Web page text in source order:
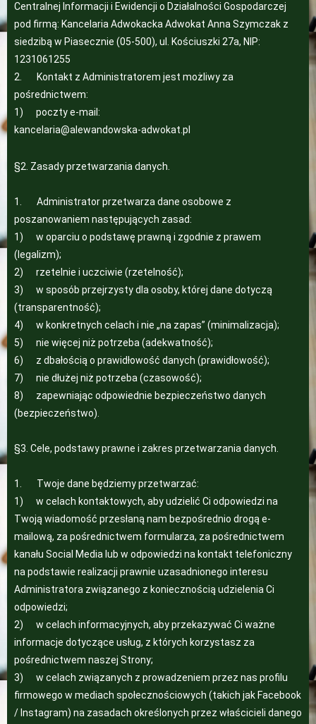
Centralnej Informacji i Ewidencji o Działalności Gospodarczej
pod firmą: Kancelaria Adwokacka Adwokat Anna Szymczak z
siedzibą w Piasecznie (05-500), ul. Kościuszki 27a, NIP:
1231061255
2. Kontakt z Administratorem jest możliwy za
pośrednictwem:
1) poczty e-mail:
kancelaria@alewandowska-adwokat.pl
§2. Zasady przetwarzania danych.
1. Administrator przetwarza dane osobowe z
poszanowaniem następujących zasad:
1) w oparciu o podstawę prawną i zgodnie z prawem
(legalizm);
2) rzetelnie i uczciwie (rzetelność);
3) w sposób przejrzysty dla osoby, której dane dotyczą
(transparentność);
4) w konkretnych celach i nie „na zapas” (minimalizacja);
5) nie więcej niż potrzeba (adekwatność);
6) z dbałością o prawidłowość danych (prawidłowość);
7) nie dłużej niż potrzeba (czasowość);
8) zapewniając odpowiednie bezpieczeństwo danych
(bezpieczeństwo).
§3. Cele, podstawy prawne i zakres przetwarzania danych.
1. Twoje dane będziemy przetwarzać:
1) w celach kontaktowych, aby udzielić Ci odpowiedzi na
Twoją wiadomość przesłaną nam bezpośrednio drogą e-
mailową, za pośrednictwem formularza, za pośrednictwem
kanału Social Media lub w odpowiedzi na kontakt telefoniczny
na podstawie realizacji prawnie uzasadnionego interesu
Administratora związanego z koniecznością udzielenia Ci
odpowiedzi;
2) w celach informacyjnych, aby przekazywać Ci ważne
informacje dotyczące usług, z których korzystasz za
pośrednictwem naszej Strony;
3) w celach związanych z prowadzeniem przez nas profilu
firmowego w mediach społecznościowych (takich jak Facebook
/ Instagram) na zasadach określonych przez właścicieli danego